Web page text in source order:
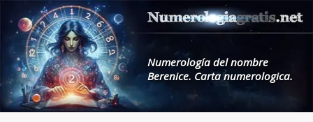
Numerología del nombre
Berenice. Carta numerologica.